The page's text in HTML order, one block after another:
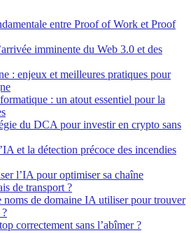
entre Proof of Work et Proof
imminente du Web 3.0 et des
: enjeux et meilleures pratiques pour
: un atout essentiel pour la
du DCA pour investir en crypto sans
et la détection précoce des incendies
l’IA pour optimiser sa chaîne
de transport ?
noms de domaine IA utiliser pour trouver
correctement sans l’abîmer ?